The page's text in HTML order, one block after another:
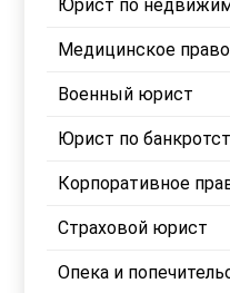
Юрист по
Медицинское право
Военный юрист
Юрист по
Корпоративное
Страховой юрист
Опека и